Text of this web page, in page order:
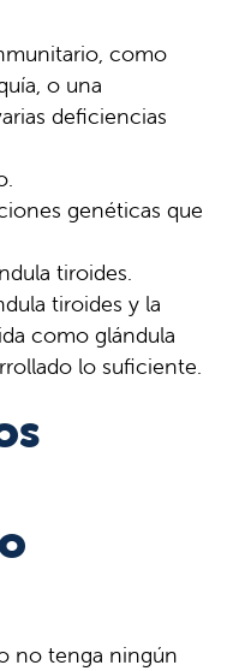
como
o una
deficiencias
genéticas que
tiroides.
tiroides y la
como glándula
lo suficiente.
no tenga ningún